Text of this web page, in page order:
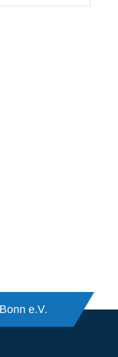
e.V.